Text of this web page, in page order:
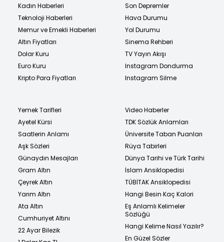
Kadın Haberleri
Teknoloji Haberleri
Memur ve Emekli Haberleri
Altın Fiyatları
Dolar Kuru
Euro Kuru
Kripto Para Fiyatları
Son Depremler
Hava Durumu
Yol Durumu
Sinema Rehberi
TV Yayın Akışı
Instagram Dondurma
Instagram Silme
Yemek Tarifleri
Ayetel Kürsi
Saatlerin Anlamı
Aşk Sözleri
Günaydın Mesajları
Gram Altın
Çeyrek Altın
Yarım Altın
Ata Altın
Cumhuriyet Altını
22 Ayar Bilezik
Video Haberler
TDK Sözlük Anlamları
Üniversite Taban Puanları
Rüya Tabirleri
Dünya Tarihi ve Türk Tarihi
İslam Ansiklopedisi
TÜBİTAK Ansiklopedisi
Hangi Besin Kaç Kalori
Eş Anlamlı Kelimeler
Sözlüğü
Hangi Kelime Nasıl Yazılır?
En Güzel Sözler